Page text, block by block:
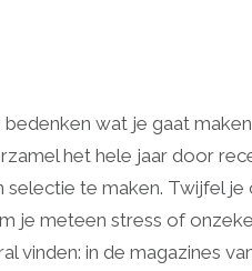
wat je gaat
het hele jaar door
te maken. Twijfel
je meteen stress of
vinden: in de magazines